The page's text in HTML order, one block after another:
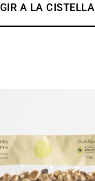
A LA CISTELLA